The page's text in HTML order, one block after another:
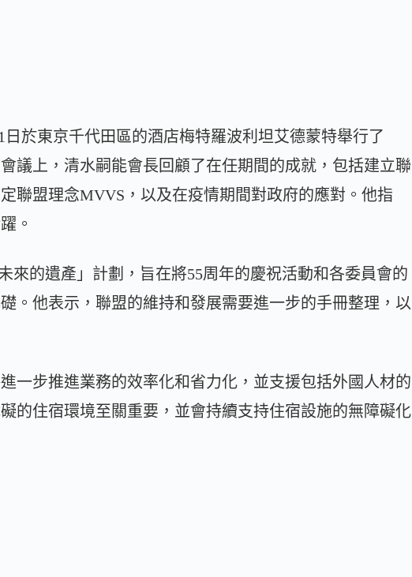
於東京千代田區的酒店梅特羅波利坦艾德蒙特舉行了
議上，清水嗣能會長回顧了在任期間的成就，包括建立聯
聯盟理念MVVS，以及在疫情期間對政府的應對。他指
。
來的遺產」計劃，旨在將55周年的慶祝活動和各委員會的
。他表示，聯盟的維持和發展需要進一步的手冊整理，以
一步推進業務的效率化和省力化，並支援包括外國人材的
的住宿環境至關重要，並會持續支持住宿設施的無障礙化